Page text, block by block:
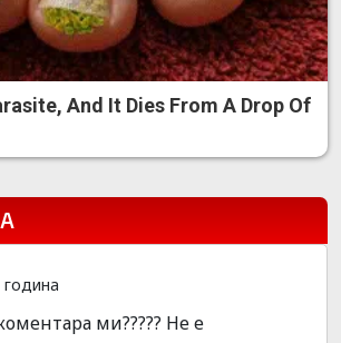
And It Dies From A Drop Of
ми????? Не е